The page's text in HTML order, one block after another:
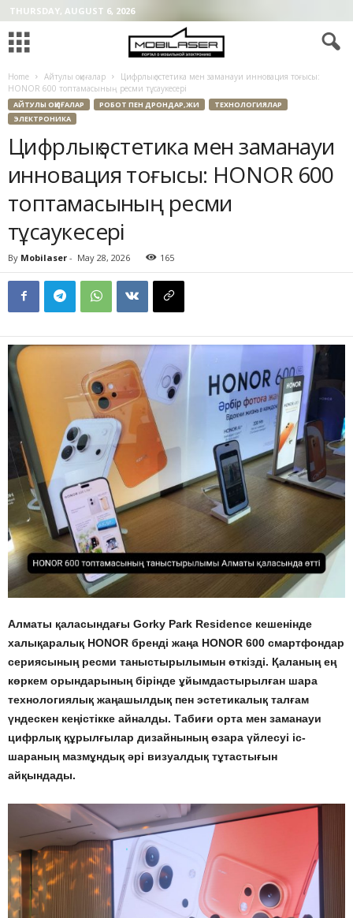
THURSDAY, AUGUST 6, 2026
Home Айтулы оқиғалар
Цифрлық эстетика мен заманауи инновация тоғысы:
HONOR 600 топтамасының ресми тұсаукесері
АЙТУЛЫ ОҚИҒАЛАР РОБОТ ПЕН ДРОНДАР,ЖИ
ТЕХНОЛОГИЯЛАР
ЭЛЕКТРОНИКА
Цифрлық эстетика мен заманауи
инновация тоғысы: HONOR 600
топтамасының ресми
тұсаукесері
By Mobilaser - May 28, 2026 165
Алматы қаласындағы Gorky Park Residence кешенінде
халықаралық HONOR бренді жаңа HONOR 600 смартфондар
сериясының ресми таныстырылымын өткізді. Қаланың ең
көркем орындарының бірінде ұйымдастырылған шара
технологиялық жаңашылдық пен эстетикалық талғам
үндескен кеңістікке айналды. Табиғи орта мен заманауи
цифрлық құрылғылар дизайнының өзара үйлесуі іс-
шараның мазмұндық әрі визуалдық тұтастығын
айқындады.